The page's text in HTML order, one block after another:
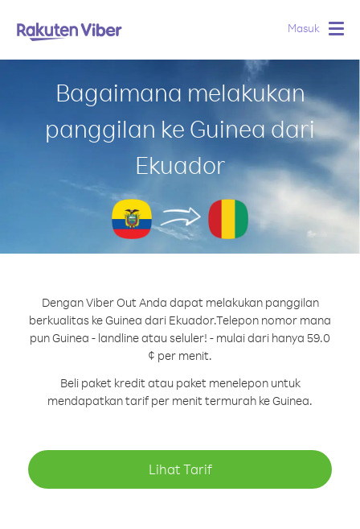
Masuk
Bagaimana melakukan
panggilan ke Guinea dari
Ekuador
Dengan Viber Out Anda dapat melakukan panggilan
berkualitas ke Guinea dari Ekuador.Telepon nomor mana
pun Guinea - landline atau seluler! - mulai dari hanya 59.0
¢ per menit.
Beli paket kredit atau paket menelepon untuk
mendapatkan tarif per menit termurah ke Guinea.
Lihat Tarif